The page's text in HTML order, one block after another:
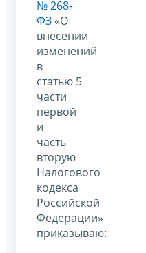
№ 268-
ФЗ «О
внесении
изменений
в
статью 5
части
первой
и
часть
вторую
Налогового
кодекса
Российской
Федерации»
приказываю: